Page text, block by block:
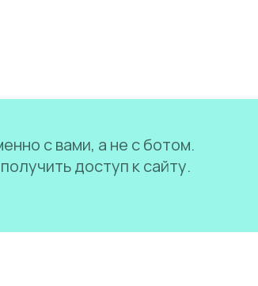
с вами, а не с ботом.
доступ к сайту.